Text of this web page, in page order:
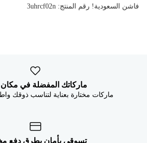
فاشن السعودية! رقم المنتج: 3uhrcf02n
ماركاتك المفضلة في مكان
ماركات مختارة بعناية لتناسب ذوقك
تسوقي بأمان بطرق دفع